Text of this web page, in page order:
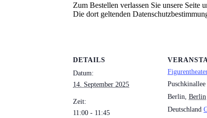
Zum Bestellen verlassen Sie unsere Seite
Die dort geltenden
DETAILS
Datum:
14. September 2025
Zeit:
11:00 - 11:45
Puschkinallee
Berlin, Berlin
Deutschland